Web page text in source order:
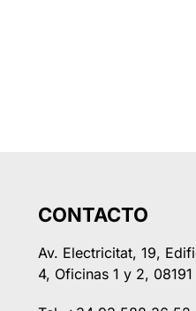
CONTACTO
Av. Electricitat, 19,
4, Oficinas 1 y 2,